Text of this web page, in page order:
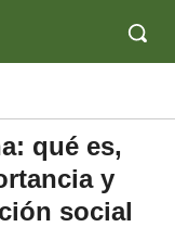
qué es,
y
social